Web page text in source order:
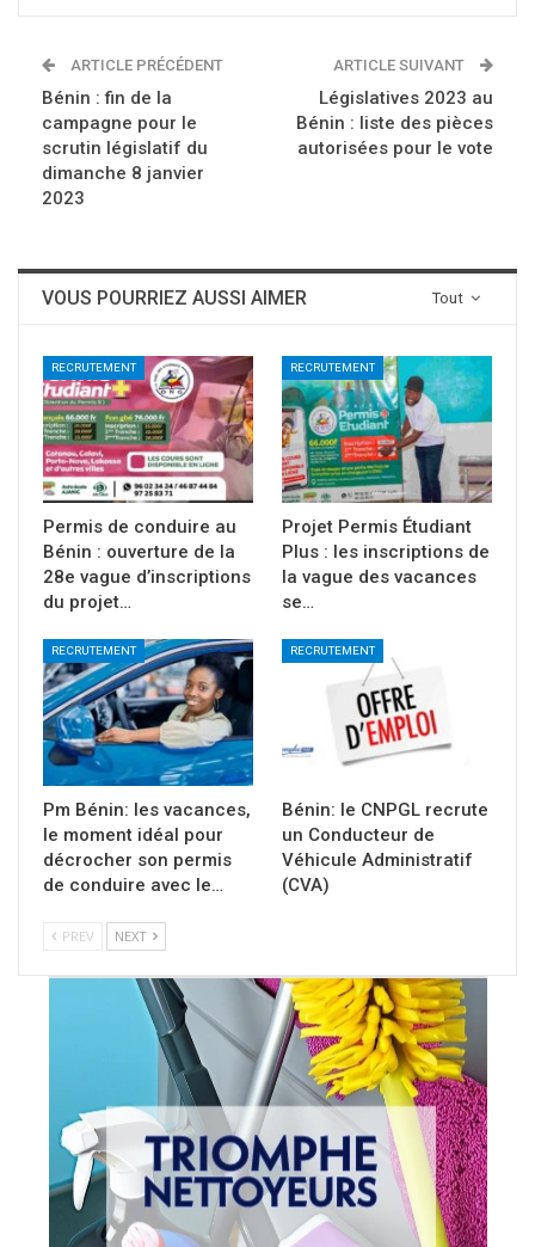
ARTICLE PRÉCÉDENT
Bénin : fin de la
campagne pour le
scrutin législatif du
dimanche 8 janvier
2023
ARTICLE SUIVANT
Législatives 2023 au
Bénin : liste des pièces
autorisées pour le vote
Tout
VOUS POURRIEZ AUSSI AIMER
RECRUTEMENT
Permis de conduire au
Bénin : ouverture de la
28e vague d’inscriptions
du projet…
RECRUTEMENT
Projet Permis Étudiant
Plus : les inscriptions de
la vague des vacances
se…
RECRUTEMENT
Pm Bénin: les vacances,
le moment idéal pour
décrocher son permis
de conduire avec le…
RECRUTEMENT
Bénin: le CNPGL recrute
un Conducteur de
Véhicule Administratif
(CVA)
PREV NEXT